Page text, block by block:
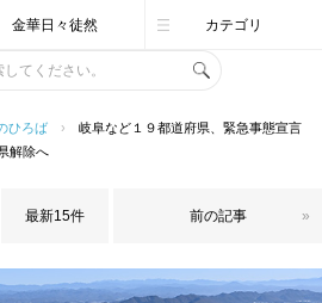
金華日々徒然 カテゴリ
ひろば ›
岐阜など１９都道府県、緊急事態宣言
解除へ
最新15件 前の記事 »